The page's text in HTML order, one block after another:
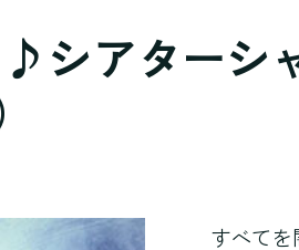
シアターシ
すべてを